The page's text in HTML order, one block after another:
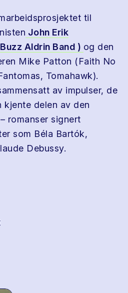
til
John Erik
Buzz Aldrin Band ) og den
Mike Patton (Faith No
Tomahawk).
av impulser, de
delen av den
romanser signert
som Béla Bartók,
Debussy.